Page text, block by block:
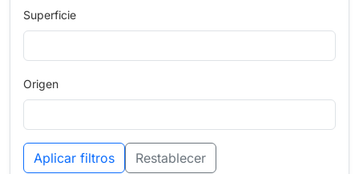
Superficie
Origen
Aplicar filtros Restablecer